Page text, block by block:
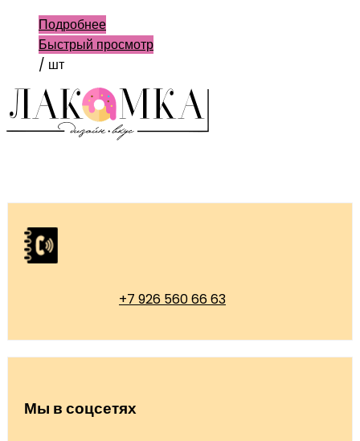
Подробнее
Быстрый просмотр
/ шт
+7 926 560 66 63
Мы в соцсетях